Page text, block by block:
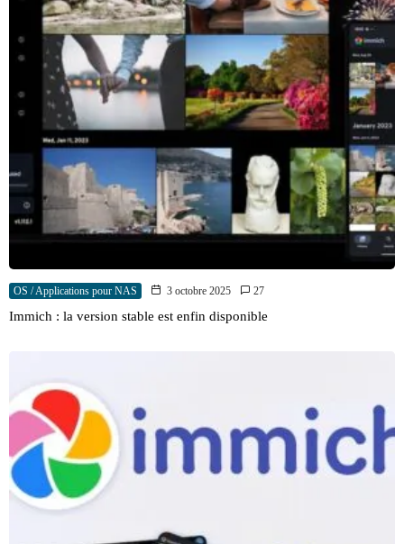
OS / Applications pour NAS 3 octobre 2025 27
Immich : la version stable est enfin disponible